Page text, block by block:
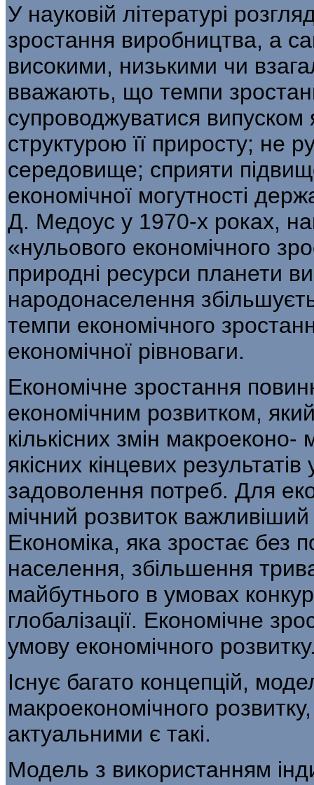
У науковій літературі
зро­стання виробництва, а
високими, низькими чи
вважають, що темпи
супроводжуватися випуском
структурою її приросту; не
середовище; сприяти
еко­номічної могутності
Д. Медоус у 1970-х роках,
«нульового економіч­ного
природні ресурси планети
народонаселення
темпи економічного
економічної рівноваги.
Економічне зростання
економічним розвитком,
кількісних змін
якісних кінцевих
задоволення потреб. Для
мічний розвиток
Економіка, яка зростає без
населення, збільшення
майбутнього в умовах
глобалізації. Економічне
умову економічного
Існує багато концепцій,
макроекономічного
актуальними є такі.
Модель з використанням